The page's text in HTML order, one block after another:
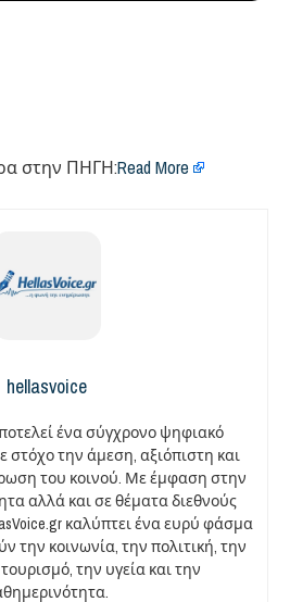
στην ΠΗΓΗ:Read More
hellasvoice
ένα σύγχρονο ψηφιακό
στόχο την άμεση, αξιόπιστη και
του κοινού. Με έμφαση στην
αλλά και σε θέματα διεθνούς
καλύπτει ένα ευρύ φάσμα
την κοινωνία, την πολιτική, την
την υγεία και την